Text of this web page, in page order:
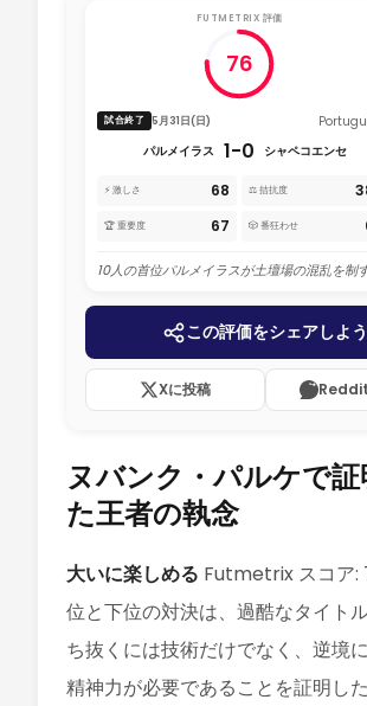
FUTMETRIX 評価
76
試合終了 5月31日(日)
パルメイラス 1-0 シャペコエンセ
⚡ 激しさ 68 ⚖️ 拮抗度
🏆 重要度 67 🎲 番狂わせ
10人の首位パルメイラスが土壇場の混乱を制
この評価をシェアしよう
Xに投稿
ヌバンク・パルケで
た王者の執念
大いに楽しめる Futmetrix スコア:
位と下位の対決は、過酷なタイト
ち抜くには技術だけでなく、逆境
精神力が必要であることを証明した